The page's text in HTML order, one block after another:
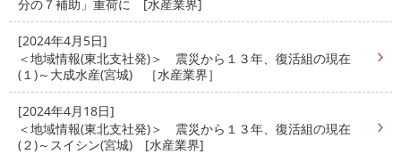
分の７補助」重荷に [水産業界]
[2024年4月5日]
＜地域情報(東北支社発)＞ 震災から１３年、復活組の現在
(１)～大成水産(宮城) ［水産業界］
[2024年4月18日]
＜地域情報(東北支社発)＞ 震災から１３年、復活組の現在
(２)～スイシン(宮城) [水産業界]